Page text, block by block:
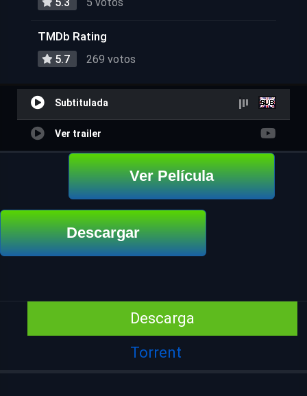
5.3 5 votos
TMDb Rating
5.7 269 votos
Subtitulada
Ver trailer
Ver Película
Descargar
Descarga
Torrent